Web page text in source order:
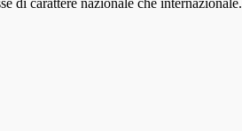
di carattere nazionale che internazionale.